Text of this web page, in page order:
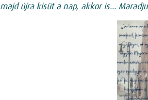
majd újra kisüt a nap, akkor is…